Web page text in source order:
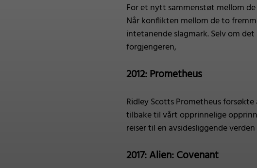
For et nytt sammenstøt mellom
Når konflikten mellom de to
intetanende slagmark. Selv om
forgjengeren,
2012: Prometheus
Ridley Scotts Prometheus
tilbake til vårt opprinnelige
reiser til en avsidesliggende
2017: Alien: Covenant